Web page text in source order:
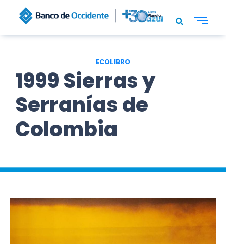
ECOLIBRO
1999 Sierras y
Serranías de
Colombia